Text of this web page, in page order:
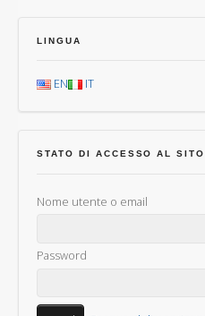
LINGUA
EN IT
STATO DI ACCESSO AL SITO
Nome utente o email
Password